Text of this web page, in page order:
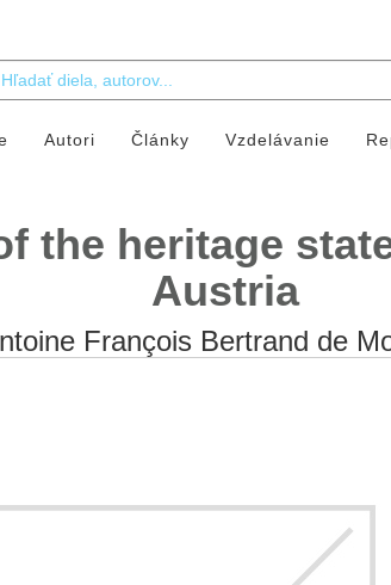
Autori Články Vzdelávanie
the heritage
Austria
François Bertrand de